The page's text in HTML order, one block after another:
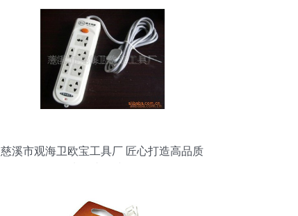
慈溪市观海卫欧宝工具厂 匠心打造高品质